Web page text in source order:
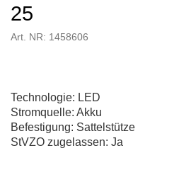
25
Art. NR: 1458606
Technologie: LED
Stromquelle: Akku
Befestigung: Sattelstütze
StVZO zugelassen: Ja